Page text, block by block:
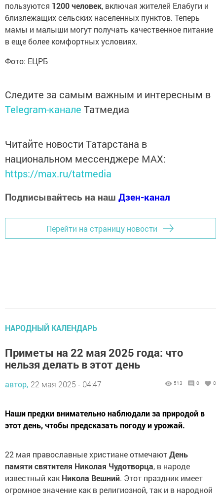
пользуются 1200 человек, включая жителей Елабуги и
близлежащих сельских населенных пунктов. Теперь
мамы и малыши могут получать качественное питание
в еще более комфортных условиях.
Фото: ЕЦРБ
Следите за самым важным и интересным в
Telegram-канале Татмедиа
Читайте новости Татарстана в
национальном мессенджере MАХ:
https://max.ru/tatmedia
Подписывайтесь на наш Дзен-канал
Перейти на страницу новости
НАРОДНЫЙ КАЛЕНДАРЬ
Приметы на 22 мая 2025 года: что
нельзя делать в этот день
автор, 22 мая 2025 - 04:47 513 0 0
Наши предки внимательно наблюдали за природой в
этот день, чтобы предсказать погоду и урожай.
22 мая православные христиане отмечаютДень
памяти святителя Николая Чудотворца, в народе
известный какНикола Вешний. Этот праздник имеет
огромное значение как в религиозной, так и в народной